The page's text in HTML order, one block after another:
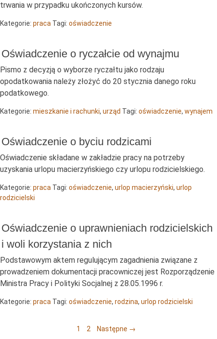
trwania w przypadku ukończonych kursów.
Kategorie: praca Tagi: oświadczenie
Oświadczenie o ryczałcie od wynajmu
Pismo z decyzją o wyborze ryczałtu jako rodzaju
opodatkowania należy złożyć do 20 stycznia danego roku
podatkowego.
Kategorie: mieszkanie i rachunki, urząd Tagi: oświadczenie, wynajem
Oświadczenie o byciu rodzicami
Oświadczenie składane w zakładzie pracy na potrzeby
uzyskania urlopu macierzyńskiego czy urlopu rodzicielskiego.
Kategorie: praca Tagi: oświadczenie, urlop macierzyński, urlop
rodzicielski
Oświadczenie o uprawnieniach rodzicielskich
i woli korzystania z nich
Podstawowym aktem regulującym zagadnienia związane z
prowadzeniem dokumentacji pracowniczej jest Rozporządzenie
Ministra Pracy i Polityki Socjalnej z 28.05.1996 r.
Kategorie: praca Tagi: oświadczenie, rodzina, urlop rodzicielski
1 2 Następne →